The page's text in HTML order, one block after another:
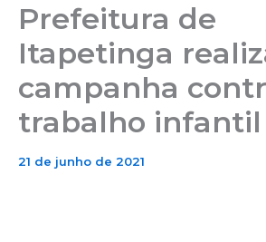
Prefeitura de
Itapetinga
campanha
trabalho infantil
21 de junho de 2021